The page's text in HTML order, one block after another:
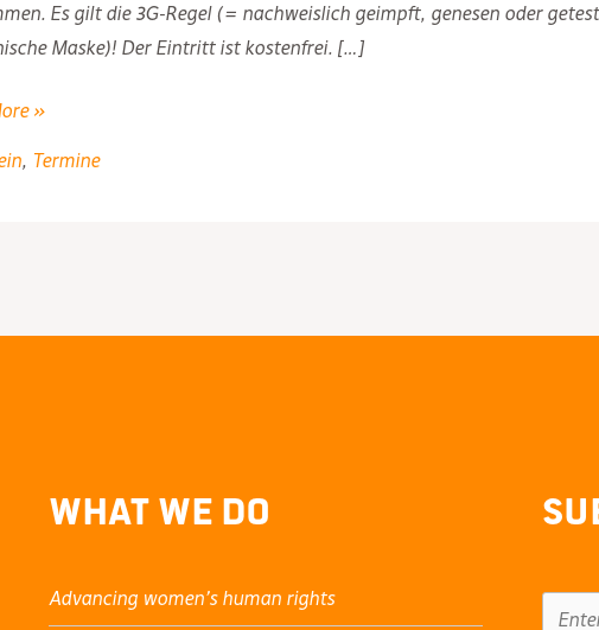
Es gilt die 3G-Regel (= nachweislich geimpft, genesen oder
Maske)! Der Eintritt ist kostenfrei. […]
»
, Termine
What We Do
Advancing women’s human rights